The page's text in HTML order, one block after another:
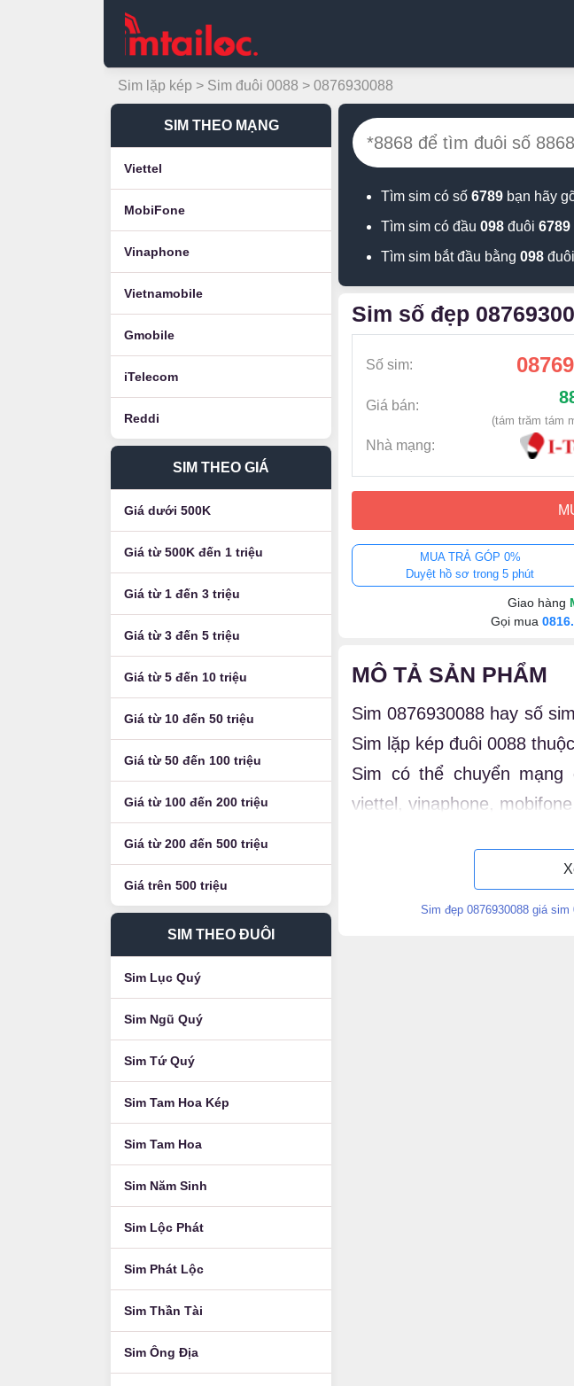
Sim lặp kép > Sim đuôi 0088 > 0876930088
SIM THEO MẠNG
Viettel
MobiFone
Vinaphone
Vietnamobile
Gmobile
iTelecom
Reddi
SIM THEO GIÁ
Giá dưới 500K
Giá từ 500K đến 1 triệu
Giá từ 1 đến 3 triệu
Giá từ 3 đến 5 triệu
Giá từ 5 đến 10 triệu
Giá từ 10 đến 50 triệu
Giá từ 50 đến 100 triệu
Giá từ 100 đến 200 triệu
Giá từ 200 đến 500 triệu
Giá trên 500 triệu
SIM THEO ĐUÔI
Sim Lục Quý
Sim Ngũ Quý
Sim Tứ Quý
Sim Tam Hoa Kép
Sim Tam Hoa
Sim Năm Sinh
Sim Lộc Phát
Sim Phát Lộc
Sim Thần Tài
Sim Ông Địa
Tìm sim có số 6789 bạn hãy
Tìm sim có đầu 098 đuôi 6789
Tìm sim bắt đầu bằng 098
Sim số đẹp
Số sim:
Giá bán:
(tám trăm tám
Nhà mạng:
MUA TRẢ GÓP 0%
Duyệt hồ sơ trong 5 phút
Giao hàng
Gọi mua
MÔ TẢ SẢN PHẨM
Sim 0876930088 hay số
Sim lặp kép đuôi 0088
Sim có thể chuyển
viettel, vinaphone,
Sim đẹp 0876930088 giá